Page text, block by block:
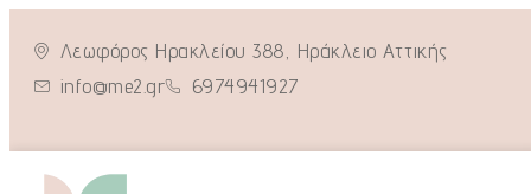
Λεωφόρος Ηρακλείου 388, Ηράκλειο Αττικής
info@me2.gr
6974941927